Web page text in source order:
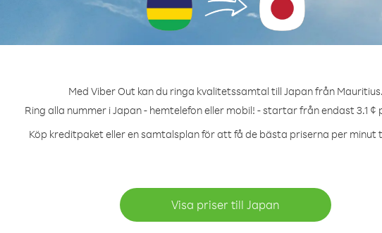
Med Viber Out kan du ringa kvalitetssamtal till Japan från Mauritius.
Ring alla nummer i Japan - hemtelefon eller mobil! - startar från endast 3.1 ¢
Köp kreditpaket eller en samtalsplan för att få de bästa priserna per minut
Visa priser till Japan